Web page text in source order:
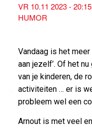
VR 10.11 2023 - 20:15
HUMOR
Vandaag is het
aan jezelf’. Of het
van je kinderen, de
activiteiten … er is
probleem wel een
Arnout is met veel